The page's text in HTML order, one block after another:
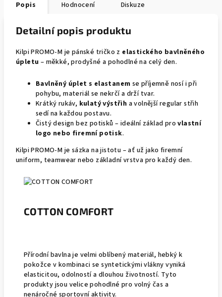
Popis Hodnocení Diskuze
Detailní popis produktu
Kilpi PROMO-M je pánské tričko z elastického bavlněného
úpletu – měkké, prodyšné a pohodlné na celý den.
Bavlněný úplet s elastanem se příjemně nosí i při
pohybu, materiál se nekrčí a drží tvar.
Krátký rukáv, kulatý výstřih a volnější regular střih
sedí na každou postavu.
Čistý design bez potisků – ideální základ pro vlastní
logo nebo firemní potisk.
Kilpi PROMO-M je sázka na jistotu – ať už jako firemní
uniform, teamwear nebo základní vrstva pro každý den.
COTTON COMFORT
Přírodní bavlna je velmi oblíbený materiál, hebký k
pokožce v kombinaci se syntetickými vlákny vyniká
elasticitou, odolností a dlouhou životností. Tyto
produkty jsou velice pohodlné pro volný čas a
nenáročné sportovní aktivity.